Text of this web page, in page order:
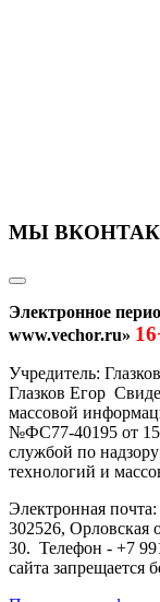
МЫ
Электронное
www.vechor.ru»
Учредитель:
Глазков Егор
массовой
№ФС77-40195 от 15
службой по
технологий и
Электронная
302526, Орловская
30. Телефон - +7
сайта запрещается